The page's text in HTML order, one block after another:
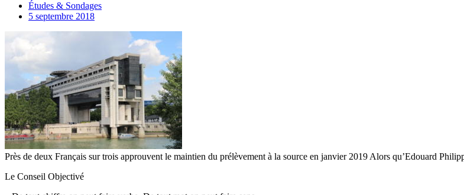
Études & Sondages
5 septembre 2018
Près de deux Français sur trois approuvent le maintien du prélèvement à la source en janvier 2019 Alors qu’Edouard
Le Conseil Objectivé